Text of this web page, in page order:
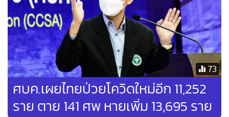
73
ศบค.เผยไทยป่วยโควิดใหม่อีก 11,252
ราย ตาย 141 ศพ หายเพิ่ม 13,695 ราย